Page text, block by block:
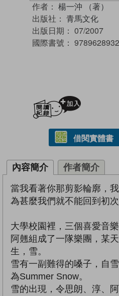
作者： 楊一沖 （著）
出版社： 青馬文化
出版日期： 07/2007
國際書號：
借閱實體書
內容簡介 作者簡介
當我看著你那剪影輪廓，
為甚麼我們就不能回到初
大學校園裡，三個喜愛音
阿翹組成了一隊樂團，某
生，雪。
雪有一副難得的嗓子，自
為Summer Snow。
雪的出現，令思朗、淳、